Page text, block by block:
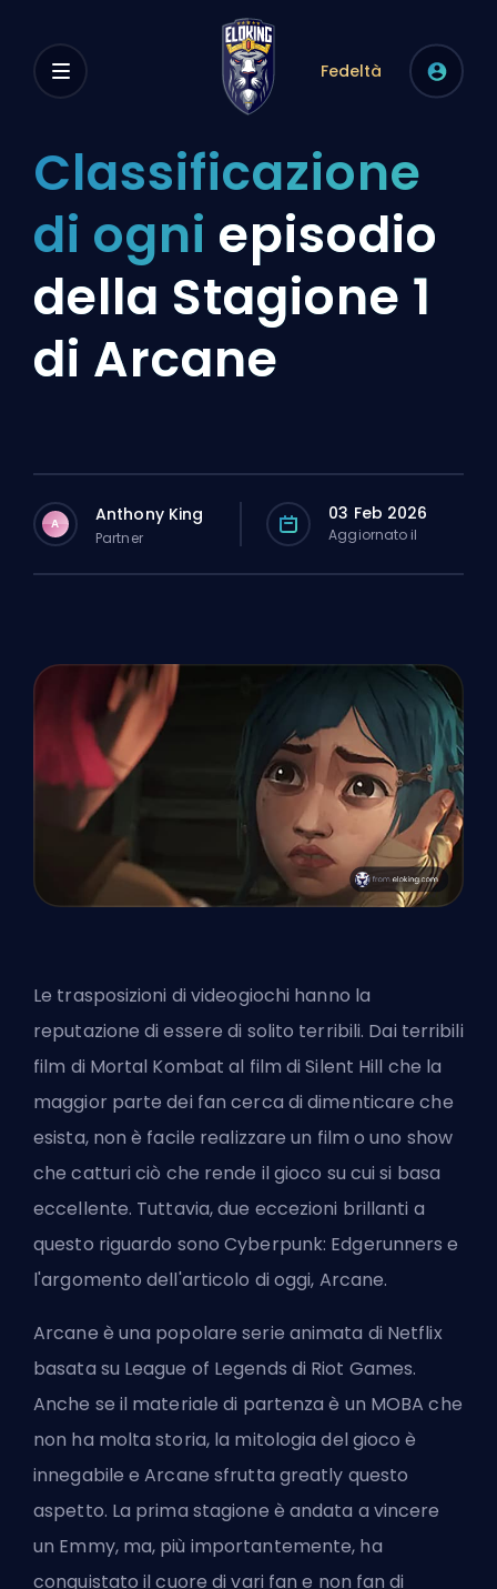
Fedeltà
Classificazione
di ogni episodio
della Stagione 1
di Arcane
A Anthony King
Partner
03 Feb 2026
Aggiornato il
Le trasposizioni di videogiochi hanno la
reputazione di essere di solito terribili. Dai terribili
film di Mortal Kombat al film di Silent Hill che la
maggior parte dei fan cerca di dimenticare che
esista, non è facile realizzare un film o uno show
che catturi ciò che rende il gioco su cui si basa
eccellente. Tuttavia, due eccezioni brillanti a
questo riguardo sonoCyberpunk: Edgerunners e
l'argomento dell'articolo di oggi, Arcane.
Arcane è una popolare serie animata di Netflix
basata su League of Legends di Riot Games.
Anche se il materiale di partenza è un MOBA che
non ha molta storia, la mitologia del gioco è
innegabile e Arcane sfrutta greatly questo
aspetto. La prima stagione è andata a vincere
un Emmy, ma, più importantemente, ha
conquistato il cuore di vari fan e non fan di